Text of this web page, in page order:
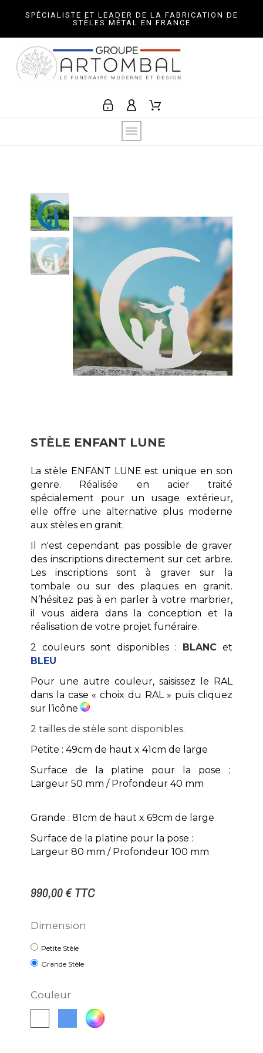
SPÉCIALISTE ET LEADER DE LA FABRICATION DE
STÈLES MÉTAL EN FRANCE
STÈLE ENFANT LUNE
La stèle ENFANT LUNE est unique en son
genre. Réalisée en acier traité
spécialement pour un usage extérieur,
elle offre une alternative plus moderne
aux stèles en granit.
Il n'est cependant pas possible de graver
des inscriptions directement sur cet arbre.
Les inscriptions sont à graver sur la
tombale ou sur des plaques en granit.
N’hésitez pas à en parler à votre marbrier,
il vous aidera dans la conception et la
réalisation de votre projet funéraire.
2 couleurs sont disponibles :
BLANC et
BLEU
Pour une autre couleur, saisissez le RAL
dans la case « choix du RAL » puis cliquez
sur l’icône
2 tailles de stèle sont disponibles.
Petite : 49cm de haut x 41cm de large
Surface de la platine pour la pose :
Largeur 50 mm / Profondeur 40 mm
Grande : 81cm de haut x 69cm de large
Surface de la platine pour la pose :
Largeur 80 mm / Profondeur 100 mm
990,00 €TTC
Dimension
Petite Stèle
Grande Stèle
Couleur
Autre
RAL